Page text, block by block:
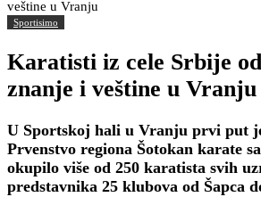
veštine u Vranju
Sportisimo
Karatisti iz cele Srbije
znanje i veštine u Vranju
U Sportskoj hali u Vranju prvi put
Prvenstvo regiona Šotokan karate
okupilo više od 250 karatista svih
predstavnika 25 klubova od Šapca